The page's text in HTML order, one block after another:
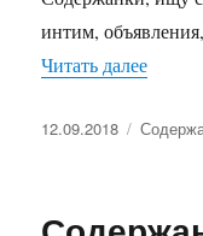
интим,
Читать далее
Опубликовано
12.09.2018 Рубрики